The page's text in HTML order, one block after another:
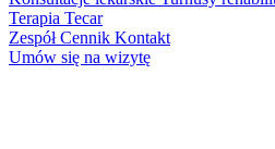
Terapia Tecar
ZespółCennik Kontakt
Umów się na wizytę